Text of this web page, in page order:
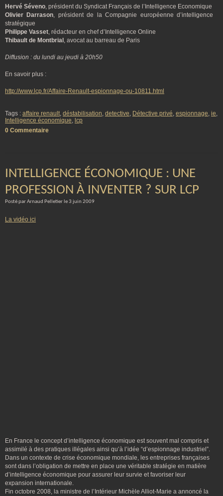
Hervé Séveno, président du Syndicat Français de l’Intelligence Economique
Olivier Darrason, président de la Compagnie européenne d’intelligence
stratégique
Philippe Vasset, rédacteur en chef d’Intelligence Online
Thibault de Montbrial , avocat au barreau de Paris
Diffusion : du lundi au jeudi à 20h50
En savoir plus :
http://www.lcp.fr/Affaire-Renault-espionnage-ou-10811.html
Tags : affaire renault, déstabilisation, detective, Détective privé, espionnage, ie,
Intelligence économique, lcp
0 Commentaire
INTELLIGENCE ÉCONOMIQUE : UNE
PROFESSION À INVENTER ? SUR LCP
Posté par Arnaud Pelletier le 3 juin 2009
La vidéo ici
En France le concept d’intelligence économique est souvent mal compris et
assimilé à des pratiques illégales ainsi qu’à l’idée “d’espionnage industriel”.
Dans un contexte de crise économique mondiale, les entreprises françaises
sont dans l’obligation de mettre en place une véritable stratégie en matière
d’intelligence économique pour assurer leur survie et favoriser leur
expansion internationale.
Fin octobre 2008, la ministre de l’Intérieur Michèle Alliot-Marie a annoncé la